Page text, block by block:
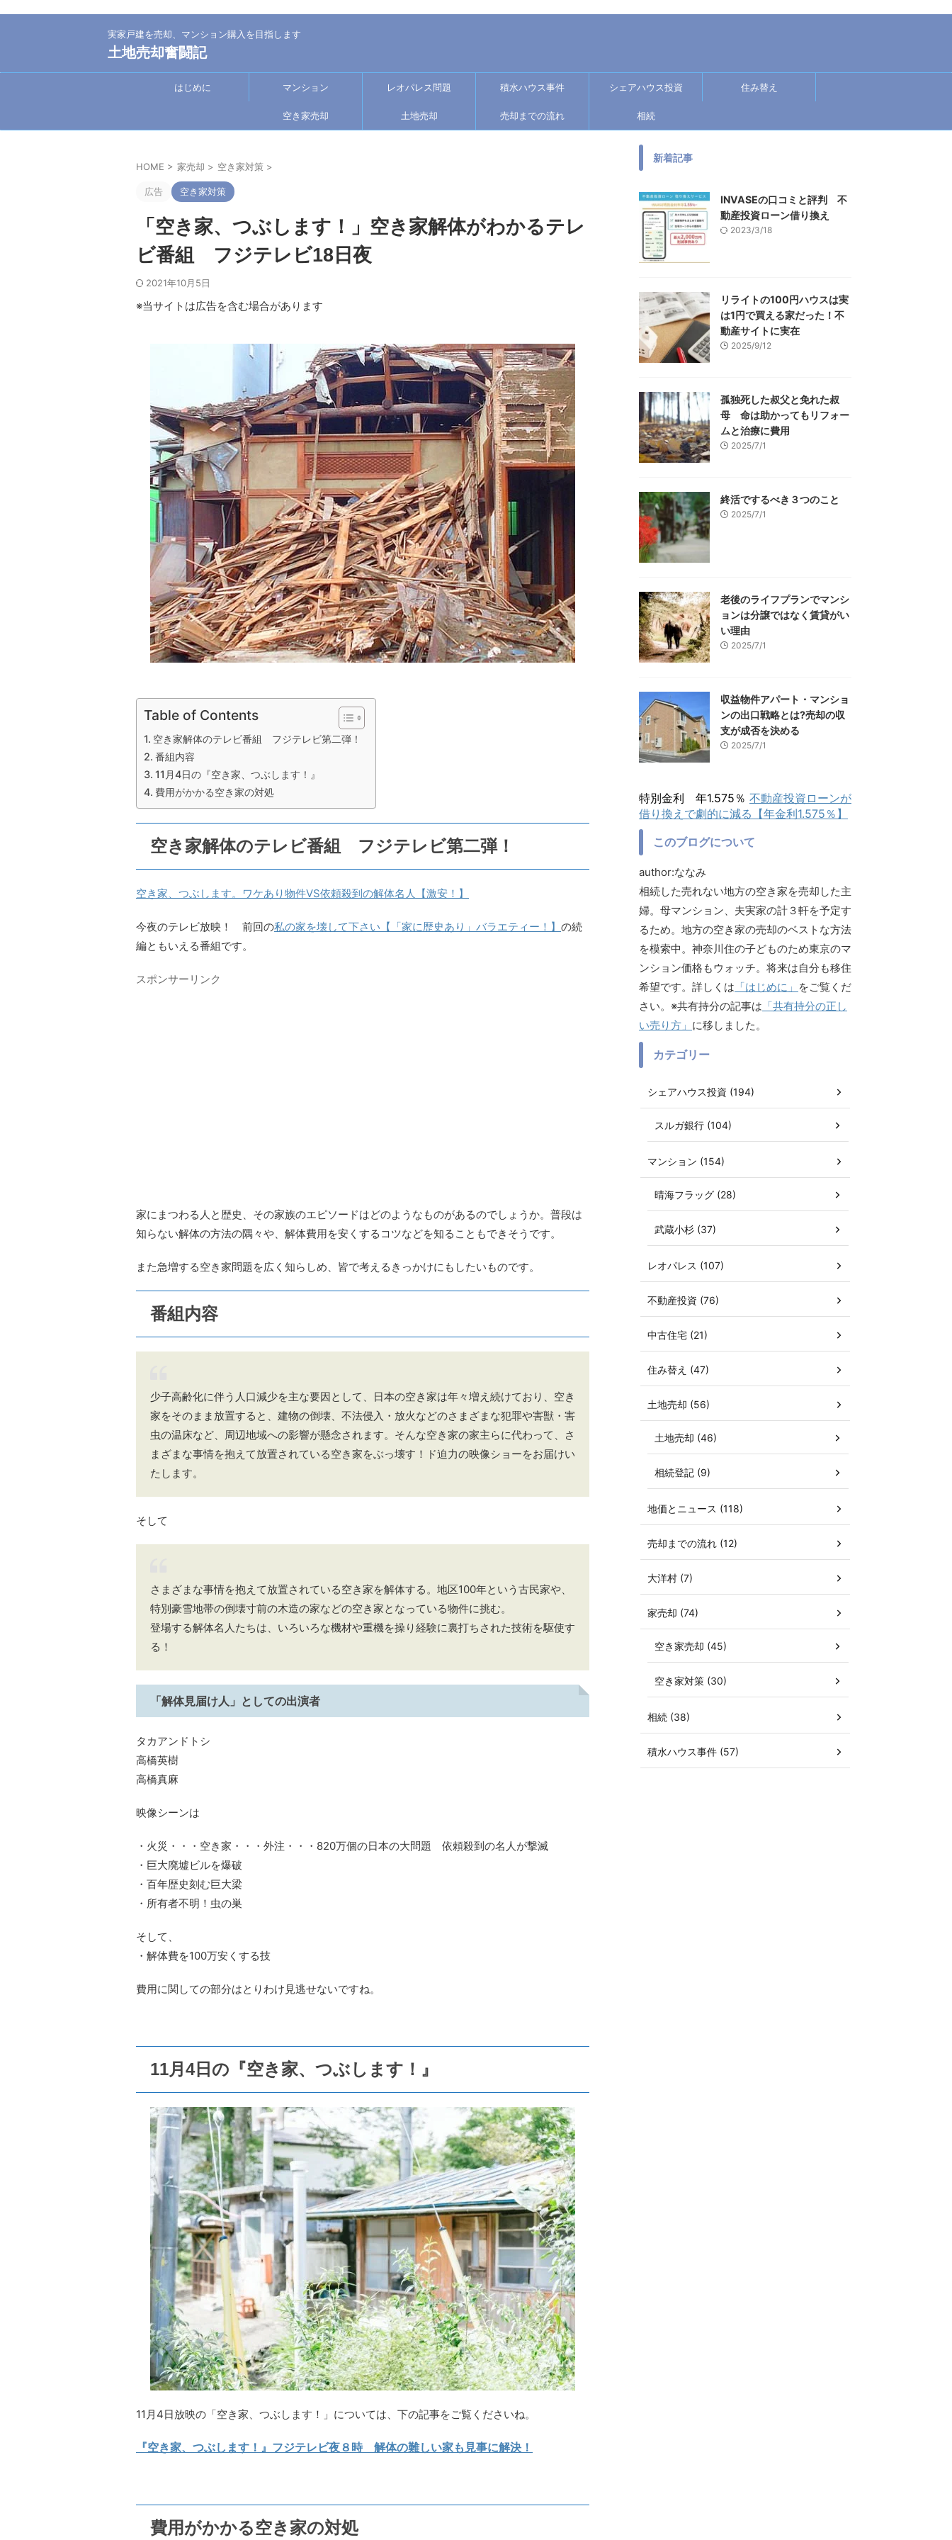
実家戸建を売却、マンション購入を目指します
土地売却奮闘記
はじめに マンション レオパレス問題 積水ハウス事件 シェアハウス投資 住み替え
空き家売却 土地売却 売却までの流れ 相続
HOME > 家売却 > 空き家対策 >
広告 空き家対策
「空き家、つぶします！」空き家解体がわかるテレ
ビ番組 フジテレビ18日夜
2021年10月5日
※当サイトは広告を含む場合があります
Table of Contents
空き家解体のテレビ番組 フジテレビ第二弾！
番組内容
11月4日の『空き家、つぶします！』
費用がかかる空き家の対処
空き家解体のテレビ番組 フジテレビ第二弾！
空き家、つぶします。ワケあり物件VS依頼殺到の解体名人【激安！】
今夜のテレビ放映！ 前回の私の家を壊して下さい【「家に歴史あり」バラエティー！】 の続
編ともいえる番組です。
スポンサーリンク
家にまつわる人と歴史、その家族のエピソードはどのようなものがあるのでしょうか。普段は
知らない解体の方法の隅々や、解体費用を安くするコツなどを知ることもできそうです。
また急増する空き家問題を広く知らしめ、皆で考えるきっかけにもしたいものです。
番組内容
少子高齢化に伴う人口減少を主な要因として、日本の空き家は年々増え続けており、空き
家をそのまま放置すると、建物の倒壊、不法侵入・放火などのさまざまな犯罪や害獣・害
虫の温床など、周辺地域への影響が懸念されます。そんな空き家の家主らに代わって、さ
まざまな事情を抱えて放置されている空き家をぶっ壊す！ド迫力の映像ショーをお届けい
たします。
そして
さまざまな事情を抱えて放置されている空き家を解体する。地区100年という古民家や、
特別豪雪地帯の倒壊寸前の木造の家などの空き家となっている物件に挑む。
登場する解体名人たちは、いろいろな機材や重機を操り経験に裏打ちされた技術を駆使す
る！
「解体見届け人」としての出演者
タカアンドトシ
高橋英樹
高橋真麻
映像シーンは
・火災・・・空き家・・・外注・・・820万個の日本の大問題 依頼殺到の名人が撃滅
・巨大廃墟ビルを爆破
・百年歴史刻む巨大梁
・所有者不明！虫の巣
そして、
・解体費を100万安くする技
費用に関しての部分はとりわけ見逃せないですね。
11月4日の『空き家、つぶします！』
11月4日放映の「空き家、つぶします！」については、下の記事をご覧くださいね。
『空き家、つぶします！』フジテレビ夜８時 解体の難しい家も見事に解決！
費用がかかる空き家の対処
新着記事
INVASEの口コミと評判 不
動産投資ローン借り換え
2023/3/18
リライトの100円ハウスは実
は1円で買える家だった！不
動産サイトに実在
2025/9/12
孤独死した叔父と免れた叔
母 命は助かってもリフォー
ムと治療に費用
2025/7/1
終活でするべき３つのこと
2025/7/1
老後のライフプランでマンシ
ョンは分譲ではなく賃貸がい
い理由
2025/7/1
収益物件アパート・マンショ
ンの出口戦略とは?売却の収
支が成否を決める
2025/7/1
特別金利 年1.575％ 不動産投資ローンが
借り換えで劇的に減る【年金利1.575％】
このブログについて
author:ななみ
相続した売れない地方の空き家を売却した主
婦。母マンション、夫実家の計３軒を予定す
るため。地方の空き家の売却のベストな方法
を模索中。神奈川住の子どものため東京のマ
ンション価格もウォッチ。将来は自分も移住
希望です。詳しくは 「はじめに」 をご覧くだ
さい。※共有持分の記事は 「共有持分の正し
い売り方」 に移しました。
カテゴリー
シェアハウス投資 (194)
スルガ銀行 (104)
マンション (154)
晴海フラッグ (28)
武蔵小杉 (37)
レオパレス (107)
不動産投資 (76)
中古住宅 (21)
住み替え (47)
土地売却 (56)
土地売却 (46)
相続登記 (9)
地価とニュース (118)
売却までの流れ (12)
大洋村 (7)
家売却 (74)
空き家売却 (45)
空き家対策 (30)
相続 (38)
積水ハウス事件 (57)